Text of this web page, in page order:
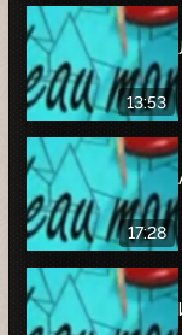
13:53
17:28